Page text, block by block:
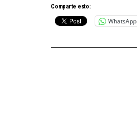
Comparte esto:
WhatsApp